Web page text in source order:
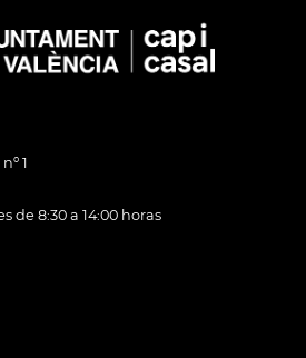
1
de 8:30 a 14:00 horas